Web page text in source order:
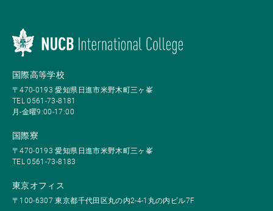
国際高等学校
〒470-0193 愛知県日進市米野木町三ヶ峯
TEL 0561-73-8181
月-金曜9:00-17:00
国際寮
〒470-0193 愛知県日進市米野木町三ヶ峯
TEL 0561-73-8183
東京オフィス
〒100-6307 東京都千代田区丸の内2-4-1丸の内ビル7F